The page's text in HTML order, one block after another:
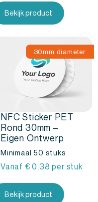
Bekijk product
30mm diameter
NFC Sticker PET
Rond 30mm –
Eigen Ontwerp
Minimaal 50 stuks
Vanaf € 0,38per stuk
Bekijk product